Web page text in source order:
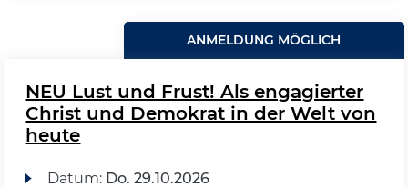
ANMELDUNG MÖGLICH
NEU Lust und Frust! Als engagierter
Christ und Demokrat in der Welt von
heute
Datum: Do. 29.10.2026